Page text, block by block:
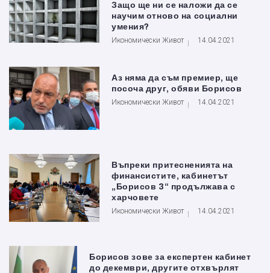
Защо ще ни се наложи да се
научим отново на социални
умения?
Икономически Живот 14.04.2021
Аз няма да съм премиер, ще
посоча друг, обяви Борисов
Икономически Живот 14.04.2021
Въпреки притесненията на
финансистите, кабинетът
„Борисов 3“ продължава с
харчовете
Икономически Живот 14.04.2021
Борисов зове за експертен кабинет
до декември, другите отхвърлят